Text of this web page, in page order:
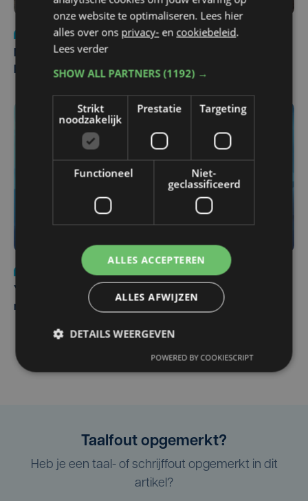
Nieuws
di 4 augustus | 09:32
Man en vrouw dood aangetroffen in woning in Sint-
Pieters Brugge
do 6 augustus | 21:30
Yaro (19), slachtoffer van vechtpartij, is na
maandenlange coma overleden
Taalfout opgemerkt?
Heb je een taal- of schrijffout opgemerkt in dit
artikel?
onze website te optimaliseren. Lees hier
alles over ons privacy- en cookiebeleid.
Lees verder
SHOW ALL PARTNERS(1192) →
Strikt
noodzakelijk
Prestatie Targeting
Functioneel
Niet-
geclassificeerd
ALLES ACCEPTEREN
ALLES AFWIJZEN
DETAILS WEERGEVEN
POWERED BY COOKIESCRIPT